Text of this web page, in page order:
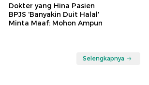
Dokter yang Hina Pasien
BPJS 'Banyakin Duit Halal'
Minta Maaf: Mohon Ampun
Selengkapnya